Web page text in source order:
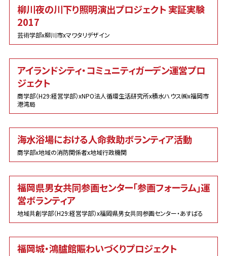
柳川夜の川下り照明演出プロジェクト 実証実験
2017
芸術学部x柳川市xマワタリデザイン
アイランドシティ・コミュニティガーデン運営プロ
ジェクト
商学部（H29:経営学部）xNPO法人循環生活研究所x積水ハウス㈱x福岡市
港湾局
海水浴場における人命救助ボランティア活動
商学部x地域の消防関係者x地域行政機関
福岡県男女共同参画センター「参画フォーラム」運
営ボランティア
地域共創学部（H29:経営学部）x福岡県男女共同参画センター・あすばる
福岡城・鴻臚館賑わいづくりプロジェクト